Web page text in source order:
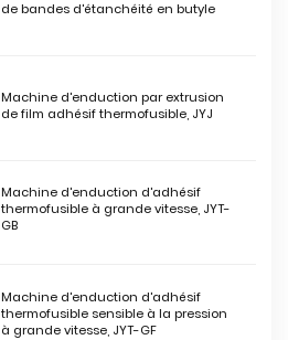
de bandes d'étanchéité en butyle
Machine d'enduction par extrusion
de film adhésif thermofusible, JYJ
Machine d'enduction d'adhésif
thermofusible à grande vitesse, JYT-
GB
Machine d'enduction d'adhésif
thermofusible sensible à la pression
à grande vitesse, JYT-GF